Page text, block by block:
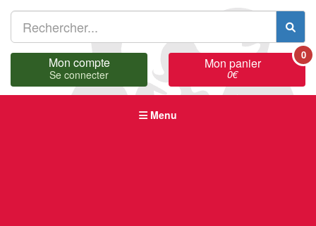
Mon compte
Se connecter
Mon panier
0€
0
Menu